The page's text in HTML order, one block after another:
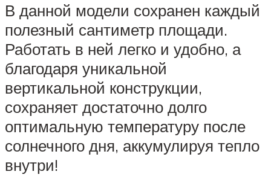
В данной модели сохранен каждый
полезный сантиметр площади.
Работать в ней легко и удобно, а
благодаря уникальной
вертикальной конструкции,
сохраняет достаточно долго
оптимальную температуру после
солнечного дня, аккумулируя тепло
внутри!